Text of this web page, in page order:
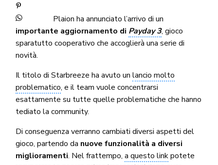
Plaion ha annunciato l’arrivo di un
importante aggiornamento di Payday 3, gioco
sparatutto cooperativo che accoglierà una serie di
novità.
Il titolo di Starbreeze ha avuto unlancio molto
problematico, e il team vuole concentrarsi
esattamente su tutte quelle problematiche che hanno
tediato la community.
Di conseguenza verranno cambiati diversi aspetti del
gioco, partendo da nuove funzionalità a diversi
miglioramenti. Nel frattempo,a questo linkpotete